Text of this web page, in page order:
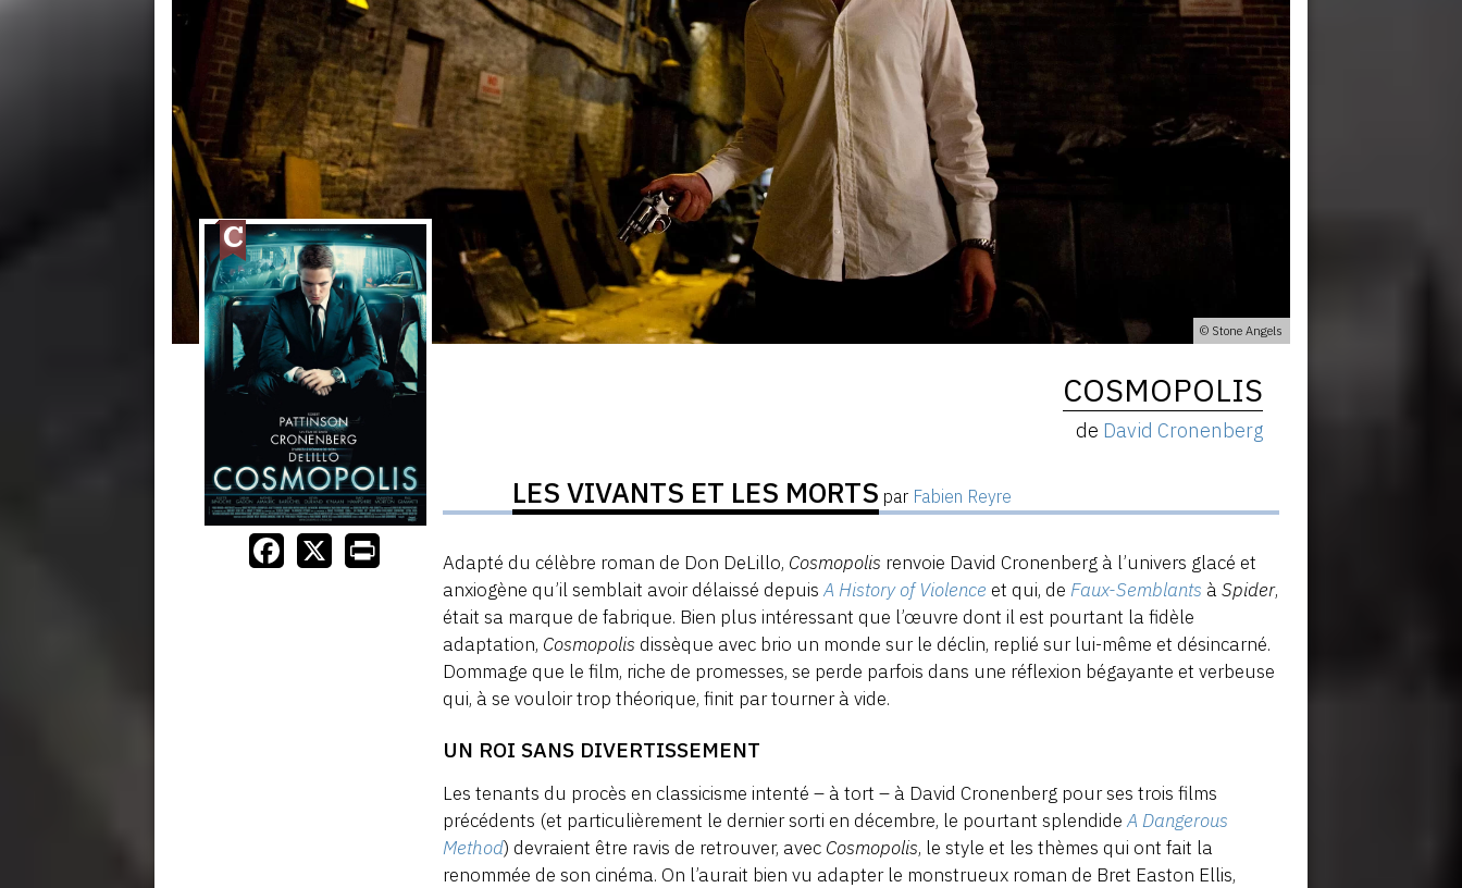
© Stone Angels
COSMOPOLIS
de David Cronenberg
LES VIVANTS ET LES MORTS par Fabien Reyre
Adapté du célèbre roman de Don DeLillo, Cosmopolis renvoie David Cronenberg à l’univers glacé et
anxiogène qu’il semblait avoir délaissé depuisA History of Violence et qui, deFaux-Semblants àSpider,
était sa marque de fabrique. Bien plus intéressant que l’œuvre dont il est pourtant la fidèle
adaptation, Cosmopolis dissèque avec brio un monde sur le déclin, replié sur lui-même et désincarné.
Dommage que le film, riche de promesses, se perde parfois dans une réflexion bégayante et verbeuse
qui, à se vouloir trop théorique, finit par tourner à vide.
UN ROI SANS DIVERTISSEMENT
Les tenants du procès en classicisme intenté – à tort – à David Cronenberg pour ses trois films
précédents (et particulièrement le dernier sorti en décembre, le pourtant splendideA Dangerous
Method) devraient être ravis de retrouver, avec Cosmopolis, le style et les thèmes qui ont fait la
renommée de son cinéma. On l’aurait bien vu adapter le monstrueux roman de Bret Easton Ellis,